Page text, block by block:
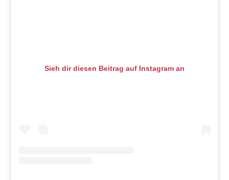
Sieh dir diesen Beitrag auf Instagram an